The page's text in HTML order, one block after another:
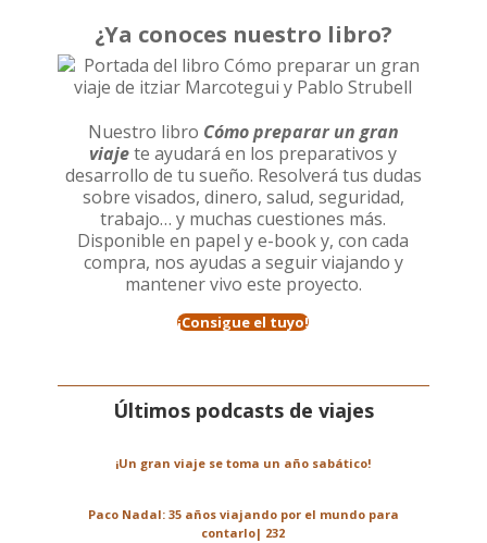
¿Ya conoces nuestro libro?
Nuestro libro Cómo preparar un gran
viajete ayudará en los preparativos y
desarrollo de tu sueño. Resolverá tus dudas
sobre visados, dinero, salud, seguridad,
trabajo… y muchas cuestiones más.
Disponible en papel y e-book y, con cada
compra, nos ayudas a seguir viajando y
mantener vivo este proyecto.
¡Consigue el tuyo!
Últimos podcasts de viajes
¡Un gran viaje se toma un año sabático!
Paco Nadal: 35 años viajando por el mundo para
contarlo| 232